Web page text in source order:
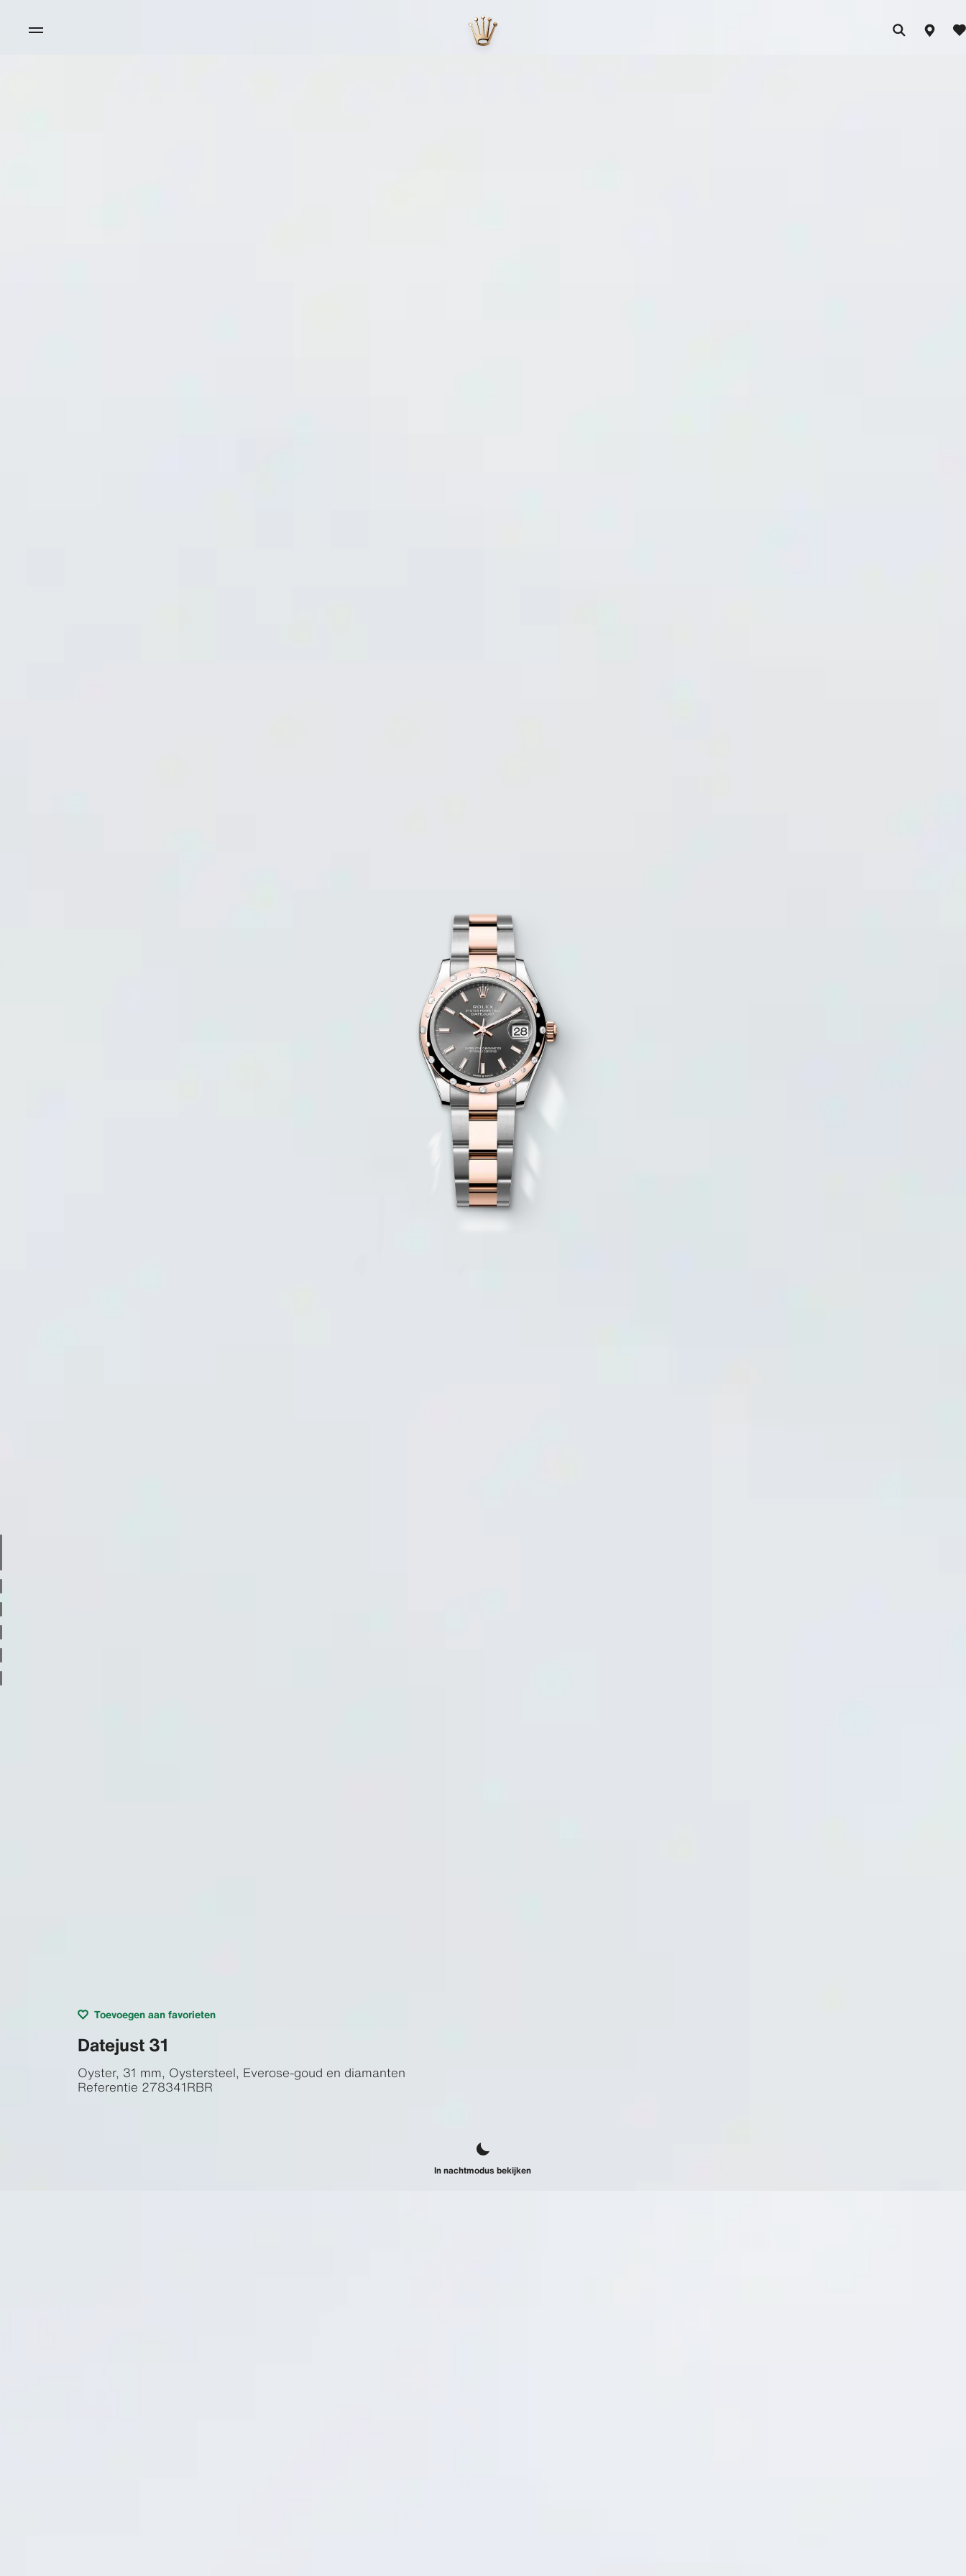
Toevoegen aan favorieten
Datejust 31
Oyster, 31 mm, Oystersteel, Everose-goud en diamanten
Referentie 278341RBR
In nachtmodus bekijken